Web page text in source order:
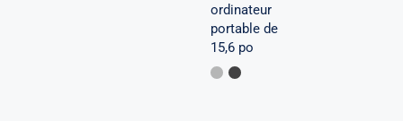
ordinateur
portable de
15,6 po